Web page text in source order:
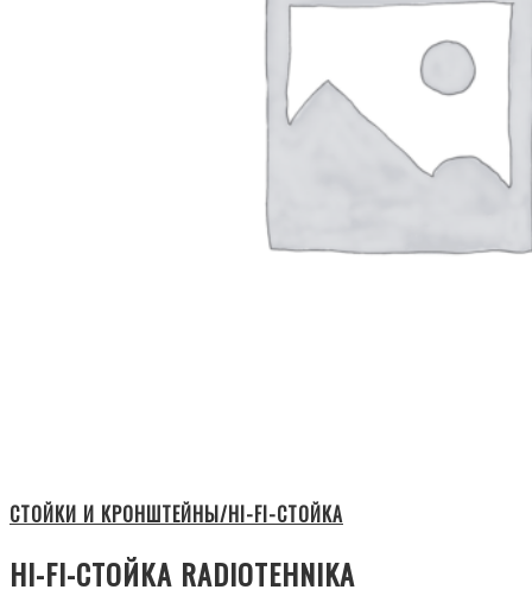
СТОЙКИ И КРОНШТЕЙНЫ/HI-FI-СТОЙКА
HI-FI-СТОЙКА RADIOTEHNIKA